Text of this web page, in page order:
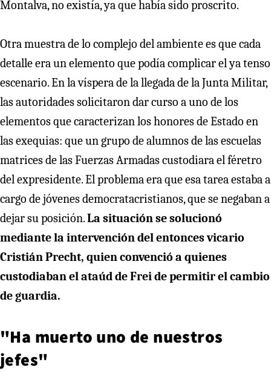
Montalva, no existía, ya que había sido proscrito.
Otra muestra de lo complejo del ambiente es que cada
detalle era un elemento que podía complicar el ya tenso
escenario. En la víspera de la llegada de la Junta Militar,
las autoridades solicitaron dar curso a uno de los
elementos que caracterizan los honores de Estado en
las exequias: que un grupo de alumnos de las escuelas
matrices de las Fuerzas Armadas custodiara el féretro
del expresidente. El problema era que esa tarea estaba a
cargo de jóvenes democratacristianos, que se negaban a
dejar su posición.La situación se solucionó
mediante la intervención del entonces vicario
Cristián Precht, quien convenció a quienes
custodiaban el ataúd de Frei de permitir el cambio
de guardia.
"Ha muerto uno de nuestros
jefes"